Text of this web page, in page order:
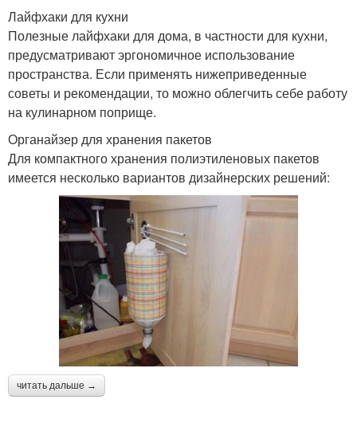
Лайфхаки для кухни
Полезные лайфхаки для дома, в частности для кухни,
предусматривают эргономичное использование
пространства. Если применять нижеприведенные
советы и рекомендации, то можно облегчить себе работу
на кулинарном поприще.
Органайзер для хранения пакетов
Для компактного хранения полиэтиленовых пакетов
имеется несколько вариантов дизайнерских решений:
читать дальше →